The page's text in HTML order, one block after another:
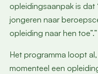
opleidingsaanpak is dat
jongeren naar
opleiding naar hen toe”.”
Het programma loopt
momenteel een